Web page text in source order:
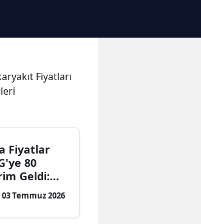
Fiyatları
Fiyatlar
80
Geldi:
2026
Motorin
03 Temmuz 2026